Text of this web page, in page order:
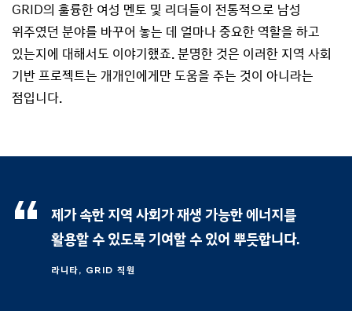
GRID의 훌륭한 여성 멘토 및 리더들이 전통적으로 남성
위주였던 분야를 바꾸어 놓는 데 얼마나 중요한 역할을 하고
있는지에 대해서도 이야기했죠. 분명한 것은 이러한 지역 사회
기반 프로젝트는 개개인에게만 도움을 주는 것이 아니라는
점입니다.
제가 속한 지역 사회가 재생 가능한 에너지를
활용할 수 있도록 기여할 수 있어 뿌듯합니다.
라니타, GRID 직원